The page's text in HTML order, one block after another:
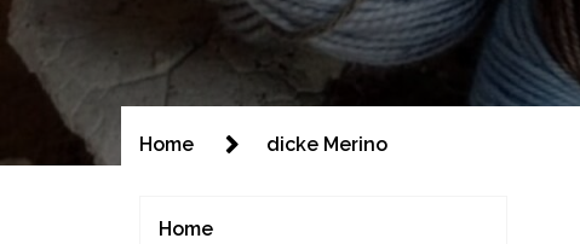
Home dicke Merino
Home